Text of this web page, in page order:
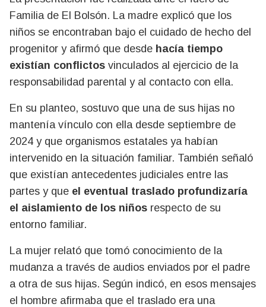
Familia de El Bolsón. La madre explicó que los
niños se encontraban bajo el cuidado de hecho del
progenitor y afirmó que desde hacía tiempo
existían conflictos vinculados al ejercicio de la
responsabilidad parental y al contacto con ella.
En su planteo, sostuvo que una de sus hijas no
mantenía vínculo con ella desde septiembre de
2024 y que organismos estatales ya habían
intervenido en la situación familiar. También señaló
que existían antecedentes judiciales entre las
partes y que el eventual traslado profundizaría
el aislamiento de los niños respecto de su
entorno familiar.
La mujer relató que tomó conocimiento de la
mudanza a través de audios enviados por el padre
a otra de sus hijas. Según indicó, en esos mensajes
el hombre afirmaba que el traslado era una